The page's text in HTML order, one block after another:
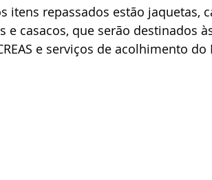
itens repassados estão jaquetas,
e casacos, que serão destinados
e serviços de acolhimento